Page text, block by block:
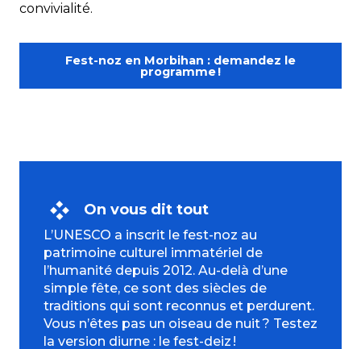
convivialité.
Fest-noz en Morbihan : demandez le
programme !
On vous dit tout
L’UNESCO a inscrit le fest-noz au
patrimoine culturel immatériel de
l’humanité depuis 2012. Au-delà d’une
simple fête, ce sont des siècles de
traditions qui sont reconnus et perdurent.
Vous n’êtes pas un oiseau de nuit ? Testez
la version diurne : le fest-deiz !